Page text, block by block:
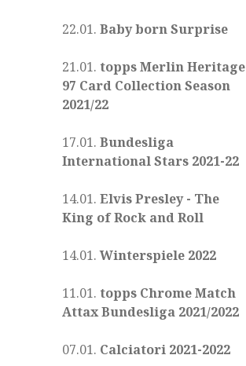
22.01.Baby born Surprise
21.01.topps Merlin Heritage
97 Card Collection Season
2021/22
17.01.Bundesliga
International Stars 2021-22
14.01.Elvis Presley - The
King of Rock and Roll
14.01.Winterspiele 2022
11.01.topps Chrome Match
Attax Bundesliga 2021/2022
07.01. Calciatori 2021-2022